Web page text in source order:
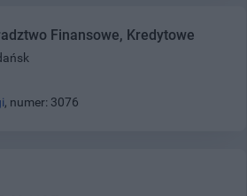
Finansowe, Kredytowe
, numer: 3076